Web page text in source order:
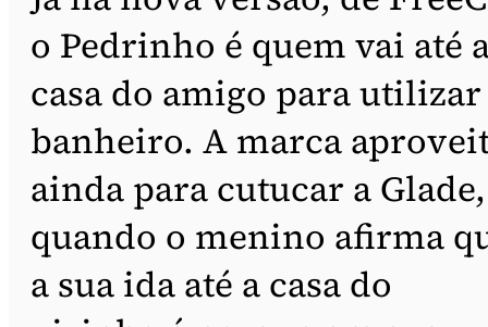
o Pedrinho é quem vai até
casa do amigo para
banheiro. A marca
ainda para cutucar a Glade,
quando o menino afirma
a sua ida até a casa do